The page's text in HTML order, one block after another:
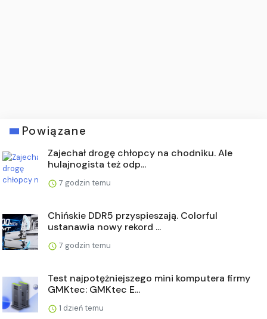
Powiązane
Zajechał drogę chłopcy na chodniku. Ale
hulajnogista też odp...
7 godzin temu
Chińskie DDR5 przyspieszają. Colorful
ustanawia nowy rekord ...
7 godzin temu
Test najpotężniejszego mini komputera firmy
GMKtec: GMKtec E...
1 dzień temu